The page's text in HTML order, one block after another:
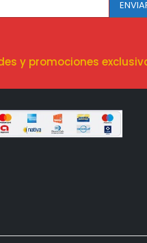
y promociones